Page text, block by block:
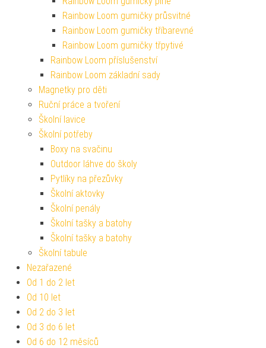
Rainbow Loom gumičky průsvitné
Rainbow Loom gumičky tříbarevné
Rainbow Loom gumičky třpytivé
Rainbow Loom příslušenství
Rainbow Loom základní sady
Magnetky pro děti
Ruční práce a tvoření
Školní lavice
Školní potřeby
Boxy na svačinu
Outdoor láhve do školy
Pytlíky na přezůvky
Školní aktovky
Školní penály
Školní tašky a batohy
Školní tašky a batohy
Školní tabule
Nezařazené
Od 1 do 2 let
Od 10 let
Od 2 do 3 let
Od 3 do 6 let
Od 6 do 12 měsíců